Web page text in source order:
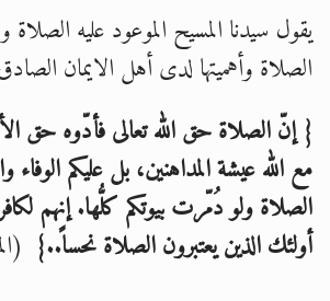
يقول سيدنا المسيح الموعود عليه
الصلاة وأهميتها لدى أهل الايمان
{ إنّ الصلاة حق الله تعالى فأدّوه حق
مع الله عيشة المداهنين، بل عليكم
الصلاة ولو دُمّرت بيوتكم كلُّها. إنهم
أولئك الذين يعتبرون الصلاة نحساً..}